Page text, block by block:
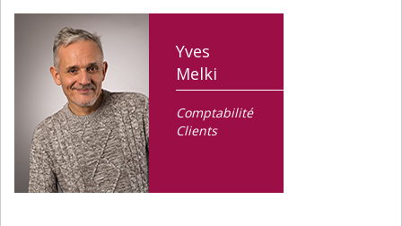
Yves
Melki
Comptabilité
Clients